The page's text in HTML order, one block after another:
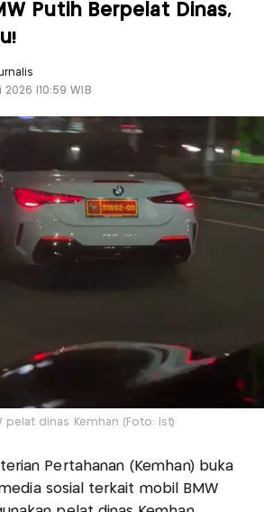
Putih Berpelat Dinas,
2026 |10:59 WIB
pelat dinas Kemhan (Foto: Ist)
Pertahanan (Kemhan) buka
sosial terkait mobil BMW